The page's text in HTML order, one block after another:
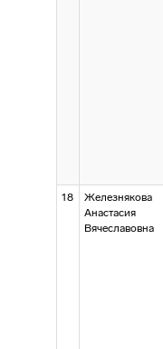
18
Железнякова
Анастасия
Вячеславовна